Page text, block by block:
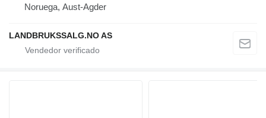
Noruega, Aust-Agder
LANDBRUKSSALG.NO AS